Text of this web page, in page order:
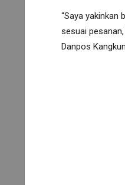
“Saya yakinkan
sesuai
Danpos